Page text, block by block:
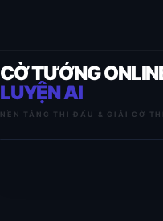
CỜ TƯỚNG
LUYỆN AI
NỀN TẢNG THI ĐẤU & GIẢI CỜ